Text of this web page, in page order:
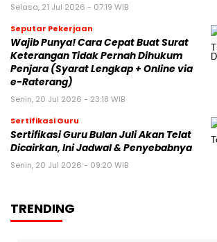
Selasa, 21 Jul 2026 - 07:19 WIB
Seputar Pekerjaan
Wajib Punya! Cara Cepat Buat Surat
Keterangan Tidak Pernah Dihukum
Penjara (Syarat Lengkap + Online via
e-Raterang)
Senin, 20 Jul 2026 - 23:18 WIB
Sertifikasi Guru
Sertifikasi Guru Bulan Juli Akan Telat
Dicairkan, Ini Jadwal & Penyebabnya
Senin, 20 Jul 2026 - 09:20 WIB
TRENDING